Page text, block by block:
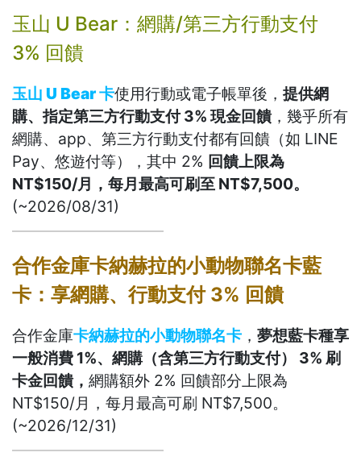
玉山 U Bear：網購/第三方行動支付
3% 回饋
玉山 U Bear 卡使用行動或電子帳單後， 提供網
購、指定第三方行動支付 3% 現金回饋，幾乎所有
網購、app、第三方行動支付都有回饋（如 LINE
Pay、悠遊付等），其中 2% 回饋上限為
NT$150/月，每月最高可刷至 NT$7,500。
(~2026/08/31)
合作金庫卡納赫拉的小動物聯名卡藍
卡：享網購、行動支付 3% 回饋
合作金庫卡納赫拉的小動物聯名卡 ， 夢想藍卡種享
一般消費 1%、網購（含第三方行動支付） 3% 刷
卡金回饋， 網購額外 2% 回饋部分上限為
NT$150/月，每月最高可刷 NT$7,500。
(~2026/12/31)